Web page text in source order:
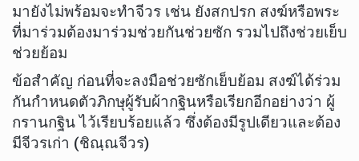
มายังไม่พร้อมจะทำจีวร เช่น ยังสกปรก สงฆ์หรือพระ
ที่มาร่วมต้องมาร่วมช่วยกันช่วยซัก รวมไปถึงช่วยเย็บ
ช่วยย้อม
ข้อสำคัญ ก่อนที่จะลงมือช่วยซักเย็บย้อม สงฆ์ได้ร่วม
กันกำหนดตัวภิกษุผู้รับผ้ากฐินหรือเรียกอีกอย่างว่า ผู้
กรานกฐิน ไว้เรียบร้อยแล้ว ซึ่งต้องมีรูปเดียวและต้อง
มีจีวรเก่า (ชิณฺณจีวร)